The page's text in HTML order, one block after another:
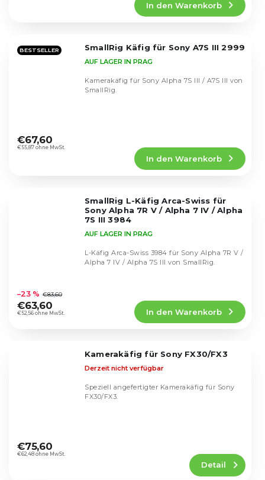
Sternen.
In den Warenkorb
BESTSELLER SmallRig Käfig für Sony A7S III 2999
durchschnittliche
Produktbewertung
AUF LAGER IN PRAG
€55,87 ohne MwSt.
€67,60
In den Warenkorb
Kamerakäfig für Sony Alpha 7S III / A7S III von
SmallRig.
SmallRig L-Käfig Arca-Swiss für
Sony Alpha 7R V / Alpha 7 IV / Alpha
7S III 3984
durchschnittliche
Produktbewertung
ist
AUF LAGER IN PRAG
€52,56 ohne MwSt.
–23 % €83,60
€63,60
In den Warenkorb
L-Käfig Arca-Swiss 3984 für Sony Alpha 7R V /
Alpha 7 IV / Alpha 7S III von SmallRig.
Kamerakäfig für Sony FX30/FX3
durchschnittliche
Produktbewertung
Derzeit nicht verfügbar
€62,48 ohne MwSt.
€75,60
Detail
Speziell angefertigter Kamerakäfig für Sony
FX30/FX3.